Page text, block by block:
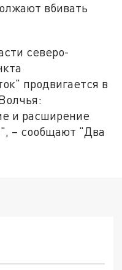
вбивать
северо-
продвигается в
и расширение
– сообщают "Два